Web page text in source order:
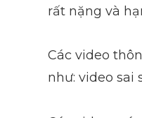
rất nặng và
Các video
như: video sai